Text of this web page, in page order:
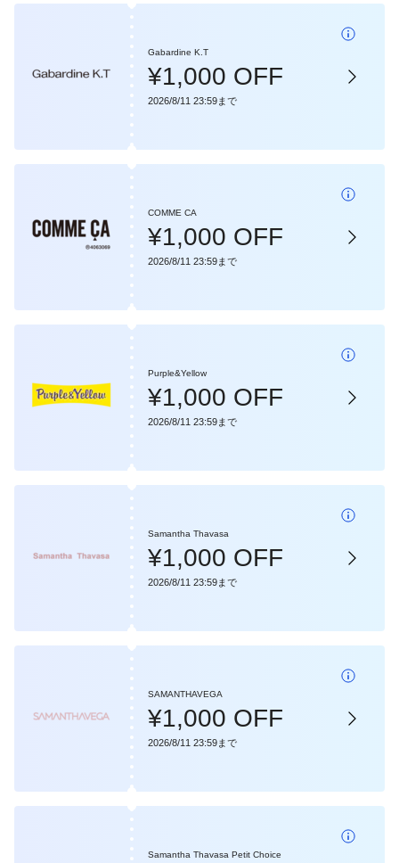
Gabardine K.T
¥1,000 OFF
2026/8/11 23:59まで
COMME CA
¥1,000 OFF
2026/8/11 23:59まで
Purple&Yellow
¥1,000 OFF
2026/8/11 23:59まで
Samantha Thavasa
¥1,000 OFF
2026/8/11 23:59まで
SAMANTHAVEGA
¥1,000 OFF
2026/8/11 23:59まで
Samantha Thavasa Petit Choice